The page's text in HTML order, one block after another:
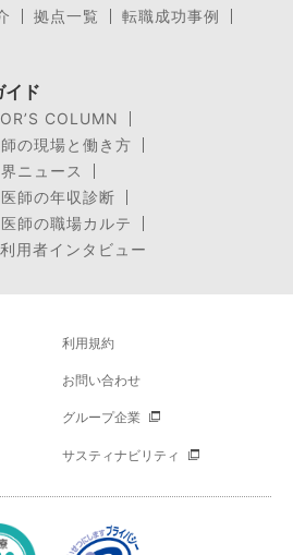
拠点一覧
転職成功事例
イド
COLUMN
の現場と働き方
ニュース
医師の年収診断
医師の職場カルテ
用者インタビュー
利用規約
お問い合わせ
グループ企業
サスティナビリティ